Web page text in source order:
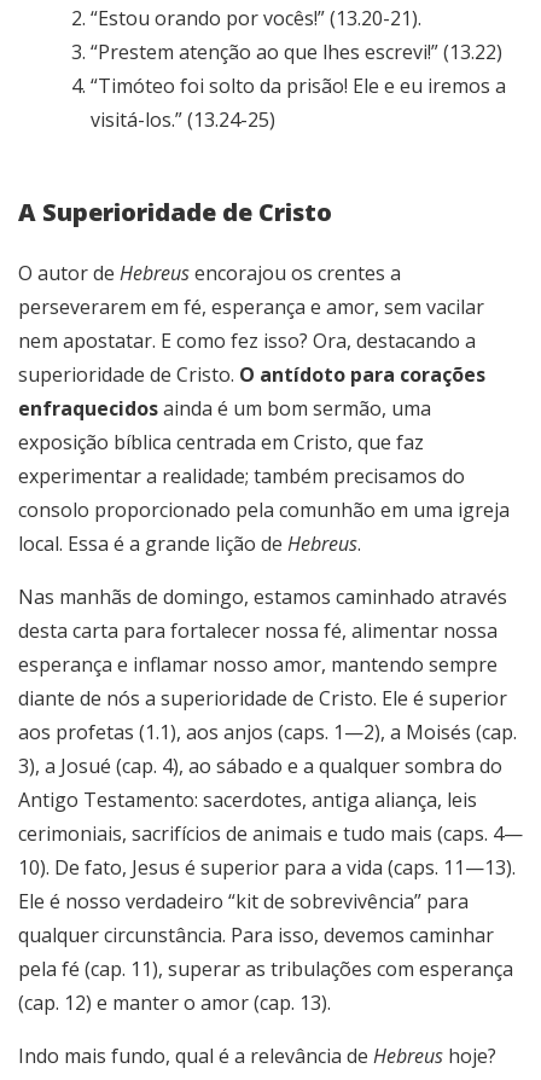
“Estou orando por vocês!” (13.20-21).
“Prestem atenção ao que lhes escrevi!” (13.22)
“Timóteo foi solto da prisão! Ele e eu iremos a
visitá-los.” (13.24-25)
A Superioridade de Cristo
O autor de Hebreusencorajou os crentes a
perseverarem em fé, esperança e amor, sem vacilar
nem apostatar. E como fez isso? Ora, destacando a
superioridade de Cristo. O antídoto para corações
enfraquecidosainda é um bom sermão, uma
exposição bíblica centrada em Cristo, que faz
experimentar a realidade; também precisamos do
consolo proporcionado pela comunhão em uma igreja
local. Essa é a grande lição de Hebreus.
Nas manhãs de domingo, estamos caminhado através
desta carta para fortalecer nossa fé, alimentar nossa
esperança e inflamar nosso amor, mantendo sempre
diante de nós a superioridade de Cristo. Ele é superior
aos profetas (1.1), aos anjos (caps. 1—2), a Moisés (cap.
3), a Josué (cap. 4), ao sábado e a qualquer sombra do
Antigo Testamento: sacerdotes, antiga aliança, leis
cerimoniais, sacrifícios de animais e tudo mais (caps. 4—
10). De fato, Jesus é superior para a vida (caps. 11—13).
Ele é nosso verdadeiro “kit de sobrevivência” para
qualquer circunstância. Para isso, devemos caminhar
pela fé (cap. 11), superar as tribulações com esperança
(cap. 12) e manter o amor (cap. 13).
Indo mais fundo, qual é a relevância de Hebreus hoje?